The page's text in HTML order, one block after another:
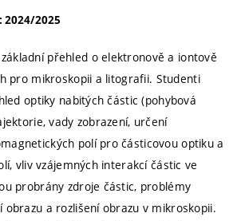
2024/2025
přehled o elektronově a iontově
pro mikroskopii a litografii. Studenti
optiky nabitých částic (pohybová
vady zobrazení, určení
polí pro částicovou optiku a
vliv vzájemných interakcí částic ve
probrány zdroje částic, problémy
obrazu a rozlišení obrazu v mikroskopii.